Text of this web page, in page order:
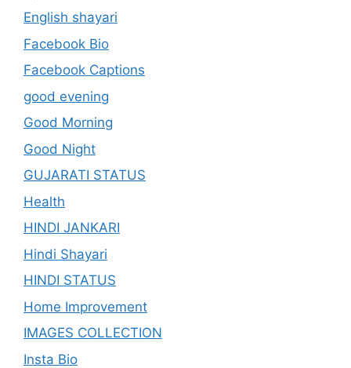
English shayari
Facebook Bio
Facebook Captions
good evening
Good Morning
Good Night
GUJARATI STATUS
Health
HINDI JANKARI
Hindi Shayari
HINDI STATUS
Home Improvement
IMAGES COLLECTION
Insta Bio